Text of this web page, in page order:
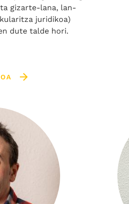
gizarte-lana, lan-
juridikoa)
dute talde hori.